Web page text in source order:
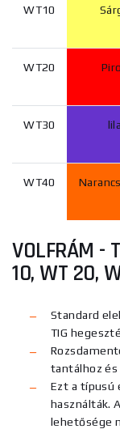
WT10
WT20
WT30 lila
WT40
VOLFRÁM -
10, WT 20,
Standard
TIG
tantálhoz
Ezt a típusú
használták.
lehetősége